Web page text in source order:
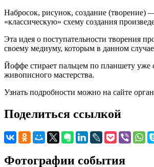
Набросок, рисунок, создание (творение)
«классическую» схему создания
Эта идея о поступательности творения
своему медиуму, которым в данном
Йоффе стирает пальцем по планшету уже
живописного мастерства.
Узнать подробности можно на сайте
Поделиться ссылкой
Фотографии события